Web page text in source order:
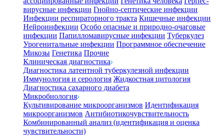
вирусные инфекции Гнойно-септические инфекции
Инфекции респираторного тракта Кишечные инфекции
Нейроинфекции Особо опасные и природно-очаговые
инфекции Папилломавирусные инфекции Туберкулез
Урогенитальные инфекции Программное обеспечение
Микозы Генетика Прочие
Клиническая диагностика
Диагностика латентной туберкулезной инфекции
Иммунология и серология Жидкостная цитология
Диагностика сахарного диабета
Микробиология
Культивирование микроорганизмов Идентификация
микроорганизмов Антибиотикочувствительность
Комбинированный анализ (идентификация и оценка
чувствительности)